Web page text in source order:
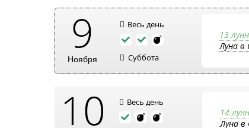
9
Ноября
Весь день
Суббота
13
Луна в
10 Весь день
14
Луна в